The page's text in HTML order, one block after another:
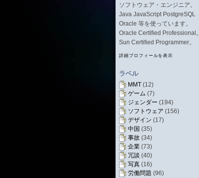
ソフトウェア・エンジニア。
Java JavaScript PostgreSQL
Oracle 等を使っています。
Oracle Certified Professional。
Sun Certified Programmer。
詳細プロフィールを表示
ラベル
MMT (12)
ゲーム (7)
ジェンダー (194)
ソフトウェア (156)
デザイン (17)
中国 (35)
事故 (34)
企業 (73)
冗談 (40)
写真 (16)
労働問題 (96)